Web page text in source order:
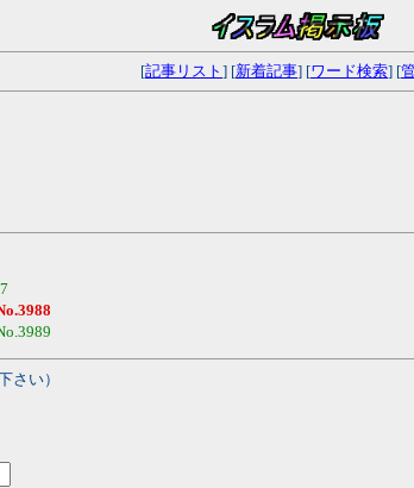
[記事リスト ] [新着記事] [ワード検索] [
さい）